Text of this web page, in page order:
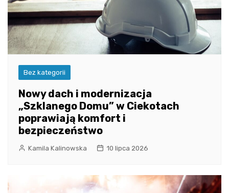
Bez kategorii
Nowy dach i modernizacja
„Szklanego Domu” w Ciekotach
poprawiają komfort i
bezpieczeństwo
Kamila Kalinowska 10 lipca 2026